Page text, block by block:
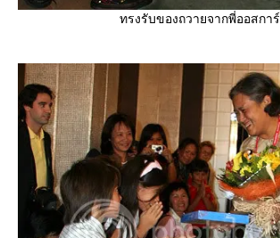
ทรงรับของถวายจากพี่ออสการ์